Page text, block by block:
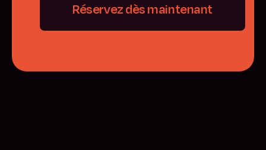
Réservez dès maintenant